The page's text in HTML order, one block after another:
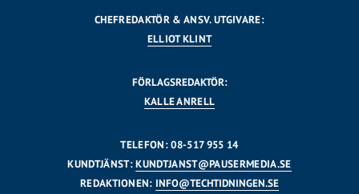
CHEFREDAKTÖR & ANSV. UTGIVARE:
ELLIOT KLINT
FÖRLAGSREDAKTÖR:
KALLE ANRELL
TELEFON: 08-517 955 14
KUNDTJÄNST:KUNDTJANST@PAUSERMEDIA.SE
REDAKTIONEN: INFO@TECHTIDNINGEN.SE